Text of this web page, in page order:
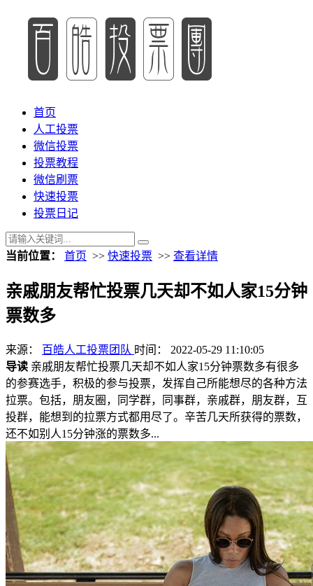
首页
人工投票
微信投票
投票教程
微信刷票
快速投票
投票日记
当前位置： 首页 >> 快速投票 >> 查看详情
亲戚朋友帮忙投票几天却不如人家15分钟
票数多
来源： 百皓人工投票团队 时间： 2022-05-29 11:10:05
导读 亲戚朋友帮忙投票几天却不如人家15分钟票数多有很多
的参赛选手，积极的参与投票，发挥自己所能想尽的各种方法
拉票。包括，朋友圈，同学群，同事群，亲戚群，朋友群，互
投群，能想到的拉票方式都用尽了。辛苦几天所获得的票数，
还不如别人15分钟涨的票数多...